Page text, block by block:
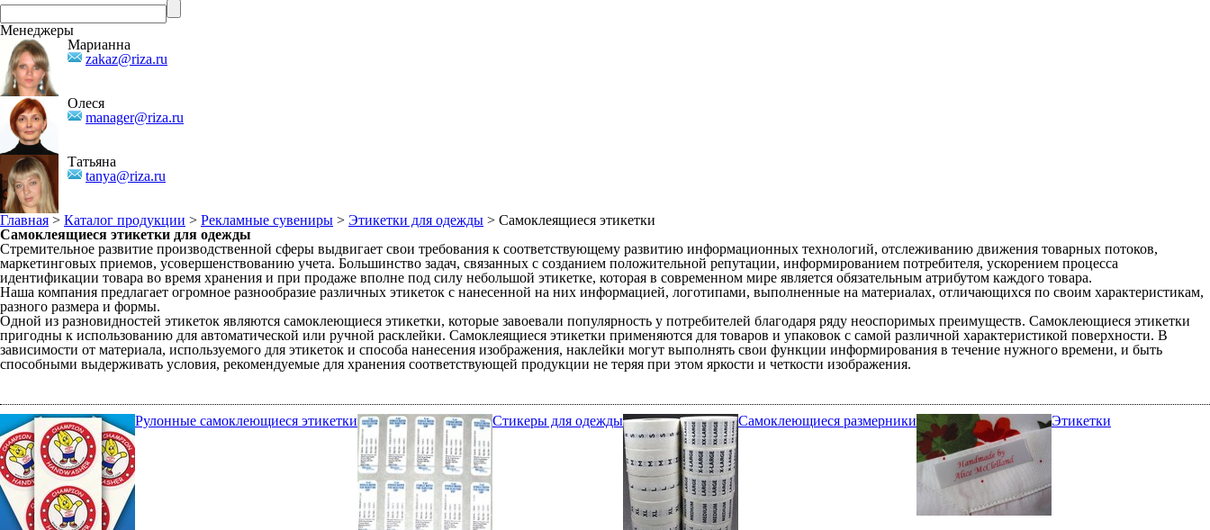
Менеджеры
Марианна
zakaz@riza.ru
Олеся
manager@riza.ru
Татьяна
tanya@riza.ru
Главная > Каталог продукции > Рекламные сувениры > Этикетки для одежды > Самоклеящиеся этикетки
Самоклеящиеся этикетки для одежды
Стремительное развитие производственной сферы выдвигает свои требования к соответствующему развитию информационных технологий, отслеживанию движения товарных потоков,
маркетинговых приемов, усовершенствованию учета. Большинство задач, связанных с созданием положительной репутации, информированием потребителя, ускорением процесса
идентификации товара во время хранения и при продаже вполне под силу небольшой этикетке, которая в современном мире является обязательным атрибутом каждого товара.
Наша компания предлагает огромное разнообразие различных этикеток с нанесенной на них информацией, логотипами, выполненные на материалах, отличающихся по своим характеристикам,
разного размера и формы.
Одной из разновидностей этикеток являются самоклеющиеся этикетки, которые завоевали популярность у потребителей благодаря ряду неоспоримых преимуществ. Самоклеющиеся этикетки
пригодны к использованию для автоматической или ручной расклейки. Самоклеящиеся этикетки применяются для товаров и упаковок с самой различной характеристикой поверхности. В
зависимости от материала, используемого для этикеток и способа нанесения изображения, наклейки могут выполнять свои функции информирования в течение нужного времени, и быть
способными выдерживать условия, рекомендуемые для хранения соответствующей продукции не теряя при этом яркости и четкости изображения.
Рулонные самоклеющиеся этикетки Стикеры для одежды Самоклеющиеся размерники Этикетки